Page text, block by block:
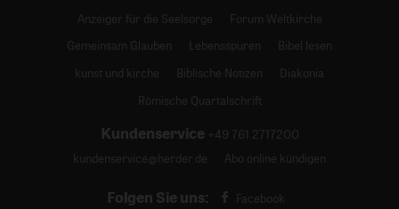
Anzeiger für die Seelsorge
Forum Weltkirche
Gemeinsam Glauben
Lebensspuren
Bibel lesen
kunst und kirche
Biblische Notizen
Diakonia
Römische Quartalschrift
Kundenservice +49 761 2717200
kundenservice@herder.de
Abo online kündigen
Folgen Sie uns: Facebook